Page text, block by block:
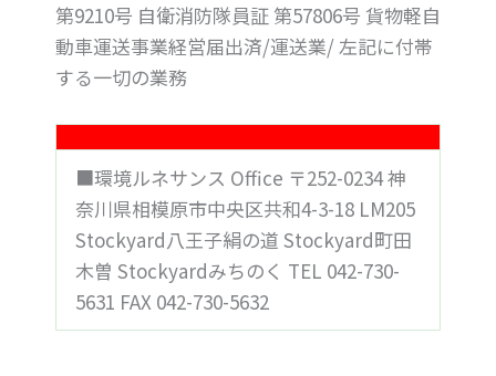
第9210号 自衛消防隊員証 第57806号 貨物軽自
動車運送事業経営届出済/運送業/ 左記に付帯
する一切の業務
■環境ルネサンス Office 〒252-0234 神
奈川県相模原市中央区共和4-3-18 LM205
Stockyard八王子絹の道 Stockyard町田
木曽 Stockyardみちのく TEL 042-730-
5631 FAX 042-730-5632